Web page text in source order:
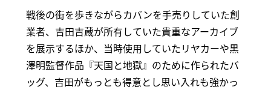
戦後の街を歩きながらカバンを手売りしていた創
業者、吉田吉蔵が所有していた貴重なアーカイブ
を展示するほか、当時使用していたリヤカーや黒
澤明監督作品『天国と地獄』のために作られたバ
ッグ、吉田がもっとも得意とし思い入れも強かっ